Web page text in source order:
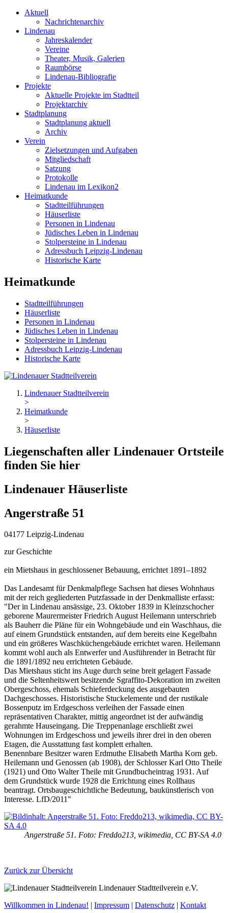
Aktuell
Nachrichtenarchiv
Lindenau
Jahreskalender
Vereine
Theater, Musik, Galerien
Raumbörse
Lindenau-Bibliografie
Projekte
Aktuelle Projekte im Stadtteil
Projektarchiv
Stadtplanung
Stadtplanung aktuell
Archiv
Verein
Zielsetzungen und Aufgaben
Mitgliedschaft
Satzung
Protokolle
Lindenau im Lexikon2
Heimatkunde
Stadtteilführungen
Häuserliste
Personen in Lindenau
Jüdisches Leben in Lindenau
Stolpersteine in Lindenau
Adressbuch Leipzig-Lindenau
Historische Karte
Heimatkunde
Stadtteilführungen
Häuserliste
Personen in Lindenau
Jüdisches Leben in Lindenau
Stolpersteine in Lindenau
Adressbuch Leipzig-Lindenau
Historische Karte
Lindenauer Stadtteilverein
>
Heimatkunde
>
Häuserliste
Liegenschaften aller Lindenauer Ortsteile
finden Sie hier
Lindenauer Häuserliste
Angerstraße 51
04177 Leipzig-Lindenau
zur Geschichte
ein Mietshaus in geschlossener Bebauung, errichtet 1891–1892
Das Landesamt für Denkmalpflege Sachsen hat dieses Wohnhaus
mit der reich gegliederten Putzfassade in der Denkmalliste erfasst:
"Der in Lindenau ansässige, 23. Oktober 1839 in Kleinzschocher
geborene Maurermeister Friedrich August Heilemann unterschrieb
als Bauherr die Pläne für ein Wohngebäude und ein Waschhaus, die
auf einem Grundstück entstanden, auf dem bereits eine Kegelbahn
und ein größeres Waschküchengebäude errichtet waren. Heilemann
kommt wohl auch als Entwerfer und Ausführender in Betracht für
die 1891/1892 neu errichteten Gebäude.
Das Mietshaus sticht ins Auge durch seine breit gelagert Fassade
und die Seltenheitswert besitzende Sgraffito-Dekoration im zweiten
Obergeschoss, ehemals Schieferdeckung des ausgebauten
Dachgeschosses. Historistische Stuckelemente und der rustikale
Bossenputz im Erdgeschoss verleihen der Fassade einen
repräsentativen Charakter, mittig angeordnet ist der aufwändig
gerahmte Hauseingang. Die Treppenanlage erschließt zwei
Wohnungen im Erdgeschoss und jeweils ihrer drei in den oberen
Etagen, die Ausstattung fast komplett erhalten.
Benennbare Besitzer waren Erdmuthe Elisabeth Martha Korn geb.
Heilemann und Genossen (ab 1908), der Schlosser Karl Otto Theile
(1921) und Otto Walter Theile mit Grundbucheintrag 1931. Auf
dem Grundstück wurde 1928 die Errichtung eines Rollhaus
beantragt. Ortsbaugeschichtliche Bedeutung, baukünstlerisch von
Interesse. LfD/2011"
Angerstraße 51. Foto: Freddo213, wikimedia, CC BY-SA 4.0
Zurück zur Übersicht
Lindenauer Stadtteilverein e.V.
Willkommen in Lindenau! | Impressum | Datenschutz | Kontakt